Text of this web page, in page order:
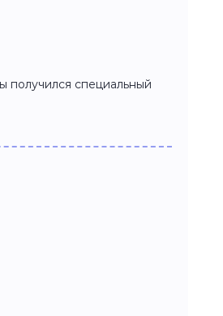
получился специальный